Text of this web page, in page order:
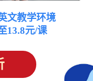
文教学环境
13.8元/课